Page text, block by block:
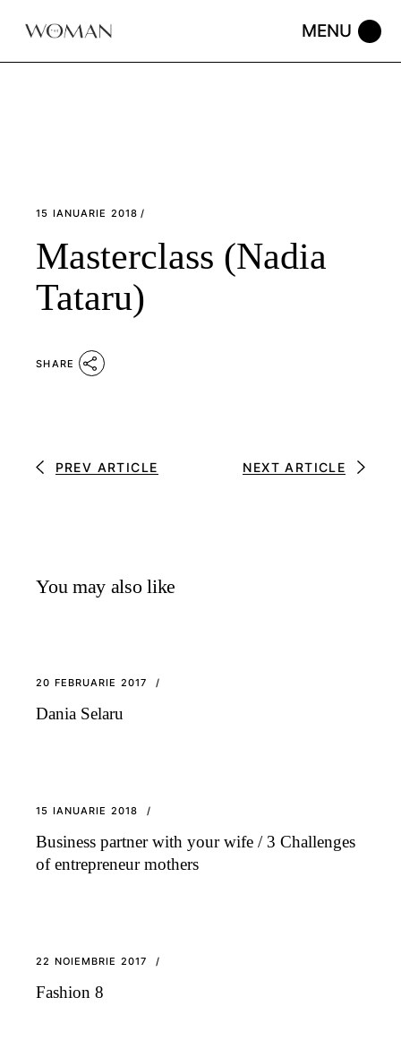
15 IANUARIE 2018
Masterclass (Nadia
Tataru)
SHARE
PREV ARTICLE NEXT ARTICLE
You may also like
20 FEBRUARIE 2017
Dania Selaru
15 IANUARIE 2018
Business partner with your wife / 3 Challenges
of entrepreneur mothers
22 NOIEMBRIE 2017
Fashion 8